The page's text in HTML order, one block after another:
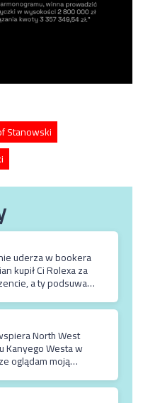
Stanowski
uderza w bookera
kupił Ci Rolexa za
a ty podsuwasz
North West
Kanyego Westa w
oglądam moją